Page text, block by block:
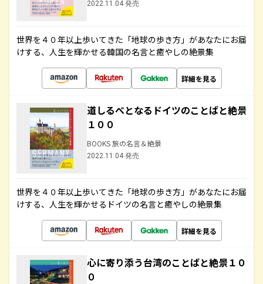
2022.11.04 発売
世界を４０年以上歩いてきた「地球の歩き方」があなたにお届
けする、人生を輝かせる韓国の名言と癒やしの絶景集
詳細を見る
道しるべとなるドイツのことばと絶景
１００
BOOKS 旅の名言＆絶景
2022.11.04 発売
世界を４０年以上歩いてきた「地球の歩き方」があなたにお届
けする、人生を輝かせるドイツの名言と癒やしの絶景集
詳細を見る
心に寄り添う台湾のことばと絶景１０
０